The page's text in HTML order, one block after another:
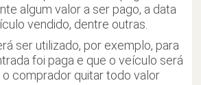
algum valor a ser pago, a data
vendido, dentre outras.
ser utilizado, por exemplo, para
foi paga e que o veículo será
comprador quitar todo valor